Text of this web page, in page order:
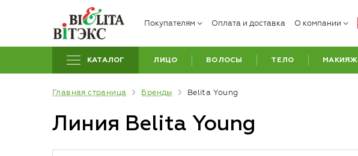
Покупателям Оплата и доставка О компании
КАТАЛОГ ЛИЦО ВОЛОСЫ ТЕЛО МАКИЯЖ
Главная страница Бренды Belita Young
Линия Belita Young